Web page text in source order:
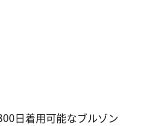
日着用可能なブルゾン